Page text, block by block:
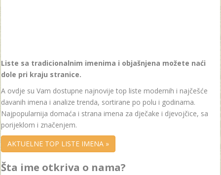
Liste sa tradicionalnim imenima i objašnjena možete naći
dole pri kraju stranice.
A ovdje su Vam dostupne najnovije top liste modernih i najčešće
davanih imena i analize trenda, sortirane po polu i godinama.
Najpopularnija domaća i strana imena za dječake i djevojčice, sa
porijeklom i značenjem.
AKTUELNE TOP LISTE IMENA »
Šta ime otkriva o nama?